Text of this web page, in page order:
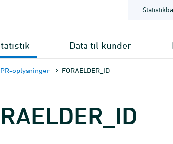
Data til kunder
oplysninger FORAELDER_ID